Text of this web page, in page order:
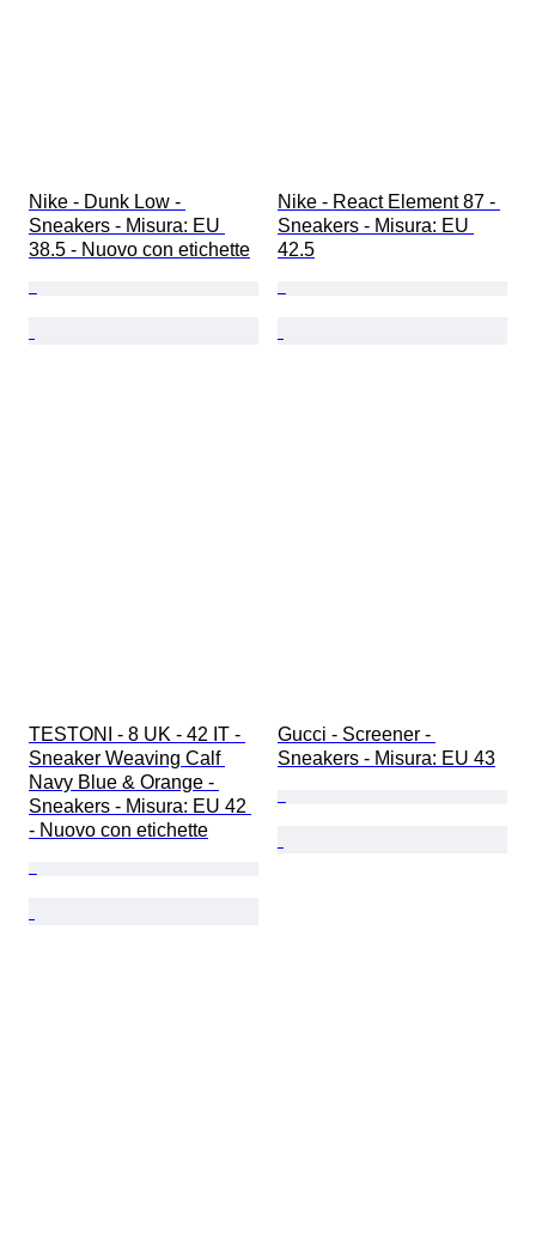
Nike - Dunk Low -
Sneakers - Misura: EU
38.5 - Nuovo con etichette
Nike - React Element 87 -
Sneakers - Misura: EU
42.5
TESTONI - 8 UK - 42 IT -
Sneaker Weaving Calf
Navy Blue & Orange -
Sneakers - Misura: EU 42
- Nuovo con etichette
Gucci - Screener -
Sneakers - Misura: EU 43